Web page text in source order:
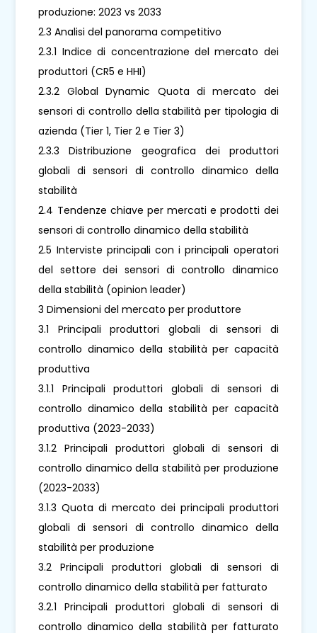
produzione: 2023 vs 2033
2.3 Analisi del panorama competitivo
2.3.1 Indice di concentrazione del mercato dei
produttori (CR5 e HHI)
2.3.2 Global Dynamic Quota di mercato dei
sensori di controllo della stabilità per tipologia di
azienda (Tier 1, Tier 2 e Tier 3)
2.3.3 Distribuzione geografica dei produttori
globali di sensori di controllo dinamico della
stabilità
2.4 Tendenze chiave per mercati e prodotti dei
sensori di controllo dinamico della stabilità
2.5 Interviste principali con i principali operatori
del settore dei sensori di controllo dinamico
della stabilità (opinion leader)
3 Dimensioni del mercato per produttore
3.1 Principali produttori globali di sensori di
controllo dinamico della stabilità per capacità
produttiva
3.1.1 Principali produttori globali di sensori di
controllo dinamico della stabilità per capacità
produttiva (2023-2033)
3.1.2 Principali produttori globali di sensori di
controllo dinamico della stabilità per produzione
(2023-2033)
3.1.3 Quota di mercato dei principali produttori
globali di sensori di controllo dinamico della
stabilità per produzione
3.2 Principali produttori globali di sensori di
controllo dinamico della stabilità per fatturato
3.2.1 Principali produttori globali di sensori di
controllo dinamico della stabilità per fatturato